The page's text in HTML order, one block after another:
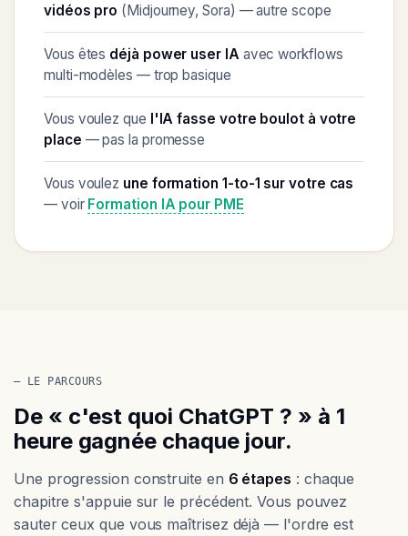
vidéos pro (Midjourney, Sora) — autre scope
Vous êtes déjà power user IA avec workflows
multi-modèles — trop basique
Vous voulez que l'IA fasse votre boulot à votre
place — pas la promesse
Vous voulez une formation 1-to-1 sur votre cas
— voir Formation IA pour PME
— LE PARCOURS
De « c'est quoi ChatGPT ? » à 1
heure gagnée chaque jour.
Une progression construite en 6 étapes : chaque
chapitre s'appuie sur le précédent. Vous pouvez
sauter ceux que vous maîtrisez déjà — l'ordre est